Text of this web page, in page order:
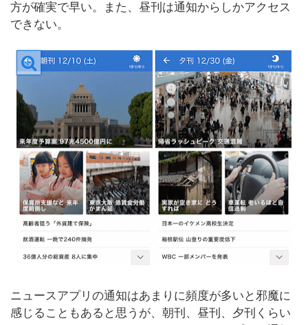
方が確実で早い。また、昼刊は通知からしかアクセス
できない。
ニュースアプリの通知はあまりに頻度が多いと邪魔に
感じることもあると思うが、朝刊、昼刊、夕刊くらい